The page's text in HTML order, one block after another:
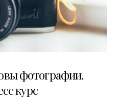
фотографии.
курс